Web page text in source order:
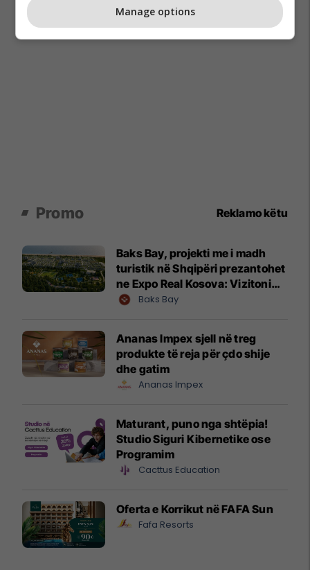
Promo Reklamo këtu
Baks Bay, projekti me i madh
turistik në Shqipëri prezantohet
ne Expo Real Kosova: Vizitoni
shtandin dhe zbuloni
Baks Bay
Ananas Impex sjell në treg
produkte të reja për çdo shije
dhe gatim
Ananas Impex
Maturant, puno nga shtëpia!
Studio Siguri Kibernetike ose
Programim
Cacttus Education
Oferta e Korrikut në FAFA Sun
Fafa Resorts
Manage options